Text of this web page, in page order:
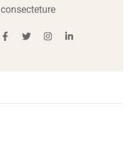
consecteture